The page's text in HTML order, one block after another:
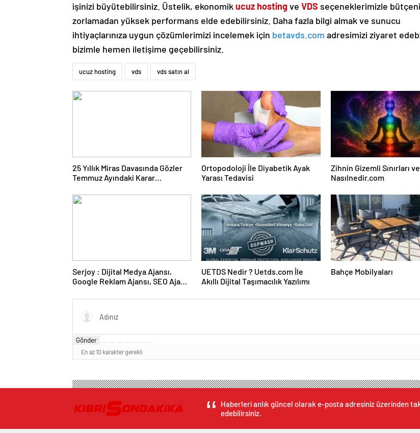
işinizi büyütebilirsiniz. Üstelik, ekonomikucuz hostingve VDS seçeneklerimizle
zorlamadan yüksek performans elde edebilirsiniz. Daha fazla bilgi almak ve sunucu
ihtiyaçlarınıza uygun çözümlerimizi incelemek için betavds.com adresimizi ziyaret
bizimle hemen iletişime geçebilirsiniz.
ucuz hosting vds vds satın al
25 Yıllık Miras Davasında Gözler
Temmuz Ayındaki Karar
Ortopodoloji İle Diyabetik Ayak
Yarası Tedavisi
Zihnin Gizemli Sınırları
Nasılnedir.com
Serjoy : Dijital Medya Ajansı,
Google Reklam Ajansı, SEO Ajansı
UETDS Nedir ? Uetds.com İle
Akıllı Dijital Taşımacılık Yazılımı
Bahçe Mobilyaları
Gönder
En az 10 karakter gerekli
Haberleri anlık güncel olarak e-posta adresiniz üzerinden
edebilirsiniz.